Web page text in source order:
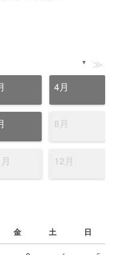
▼ ≫
4月
8月
12月
金 土 日